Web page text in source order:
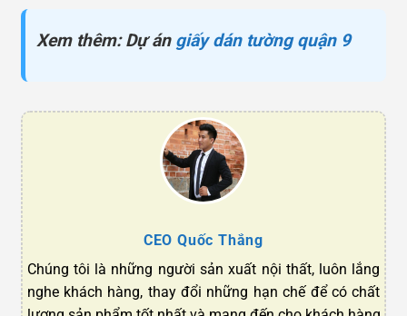
Xem thêm: Dự án giấy dán tường quận 9
CEO Quốc Thắng
Chúng tôi là những người sản xuất nội thất, luôn lắng
nghe khách hàng, thay đổi những hạn chế để có chất